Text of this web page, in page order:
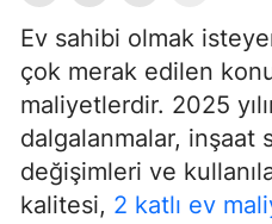
Ev sahibi olmak
çok merak edilen
maliyetlerdir. 2025
dalgalanmalar, inşaat
değişimleri ve
kalitesi, 2 katlı ev